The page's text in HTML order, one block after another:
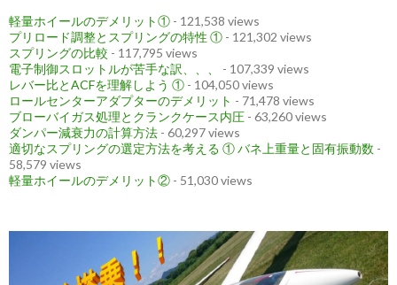
軽量ホイールのデメリット① - 121,538 views
プリロード調整とスプリングの特性 ① - 121,302 views
スプリングの比較 - 117,795 views
電子制御スロットルが苦手な訳、、、
- 107,339 views
レバー比とACFを理解しよう ① - 104,050 views
ロールセンターアダプターのデメリット - 71,478 views
ブローバイガス処理とクランクケース内圧 - 63,260 views
ダンパー減衰力の計算方法 - 60,297 views
適切なスプリングの選定方法を考える ① バネ上重量と固有振動数 -
58,579 views
軽量ホイールのデメリット② - 51,030 views